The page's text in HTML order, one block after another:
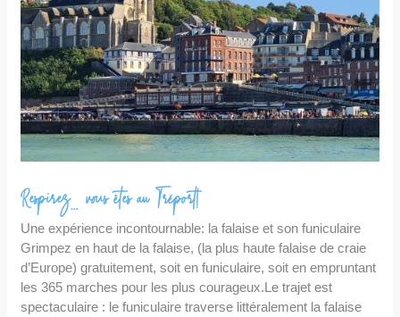
Respirez… vous êtes au Tréport!
Une expérience incontournable: la falaise et son funiculaire
Grimpez en haut de la falaise, (la plus haute falaise de craie
d’Europe) gratuitement, soit en funiculaire, soit en empruntant
les 365 marches pour les plus courageux.Le trajet est
spectaculaire : le funiculaire traverse littéralement la falaise